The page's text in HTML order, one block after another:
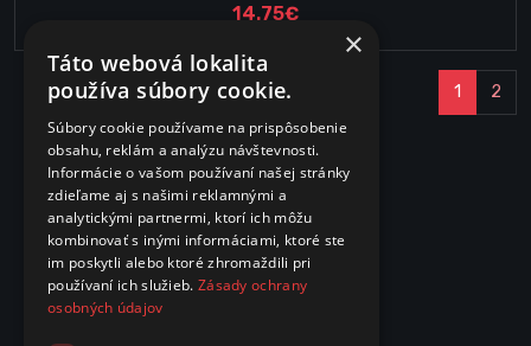
14.75€
1 2
×
Táto webová lokalita
používa súbory cookie.
Súbory cookie používame na prispôsobenie
obsahu, reklám a analýzu návštevnosti.
Informácie o vašom používaní našej stránky
zdieľame aj s našimi reklamnými a
analytickými partnermi, ktorí ich môžu
kombinovať s inými informáciami, ktoré ste
im poskytli alebo ktoré zhromaždili pri
používaní ich služieb. Zásady ochrany
osobných údajov